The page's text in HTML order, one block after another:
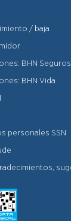
/ baja
BHN
BHN Vida
personales SSN